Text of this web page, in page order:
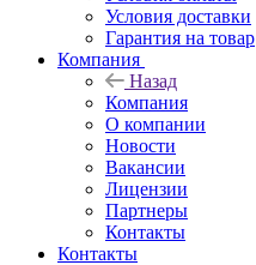
Условия доставки
Гарантия на товар
Компания
Назад
Компания
О компании
Новости
Вакансии
Лицензии
Партнеры
Контакты
Контакты